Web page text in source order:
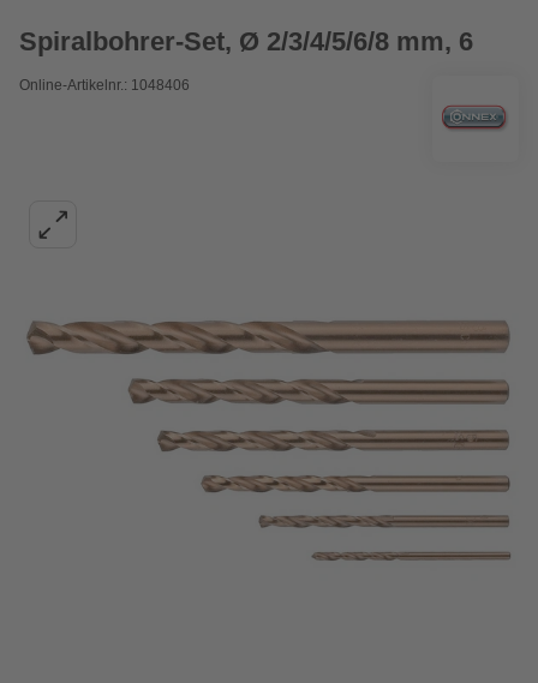
Spiralbohrer-Set, Ø 2/3/4/5/6/8 mm, 6
Online-Artikelnr.: 1048406